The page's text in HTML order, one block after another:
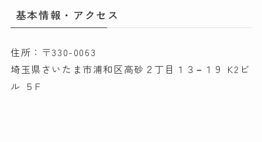
基本情報・アクセス
住所：〒330-0063
埼玉県さいたま市浦和区高砂２丁目１３−１９ K2ビ
ル ５F